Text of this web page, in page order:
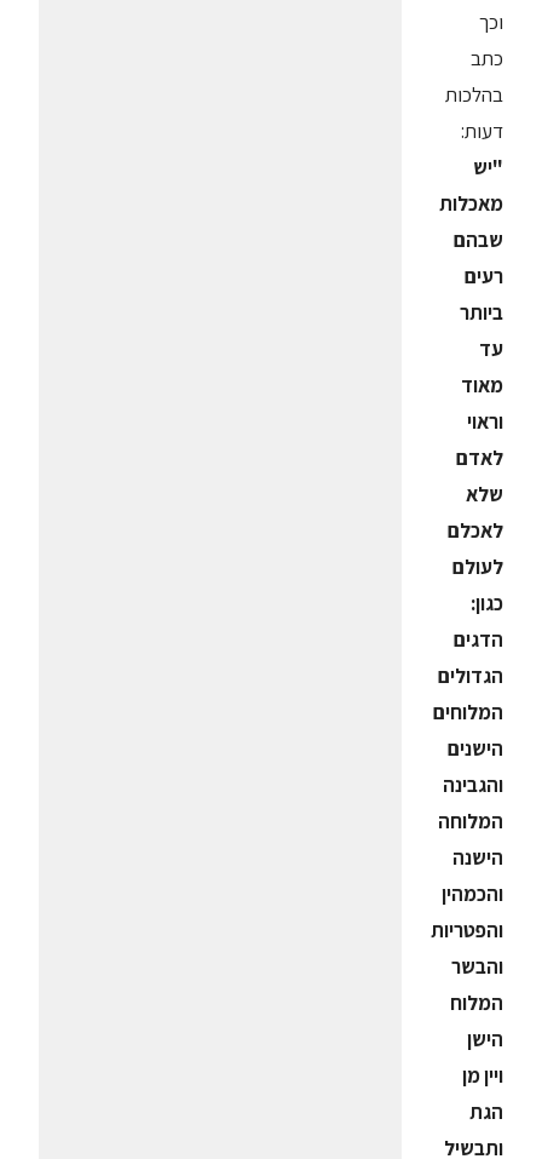
וכך
כתב
בהלכות
דעות:
"יש
מאכלות
שבהם
רעים
ביותר
עד
מאוד
וראוי
לאדם
שלא
לאכלם
לעולם
כגון:
הדגים
הגדולים
המלוחים
הישנים
והגבינה
המלוחה
הישנה
והכמהין
והפטריות
והבשר
המלוח
הישן
ויין מן
הגת
ותבשיל